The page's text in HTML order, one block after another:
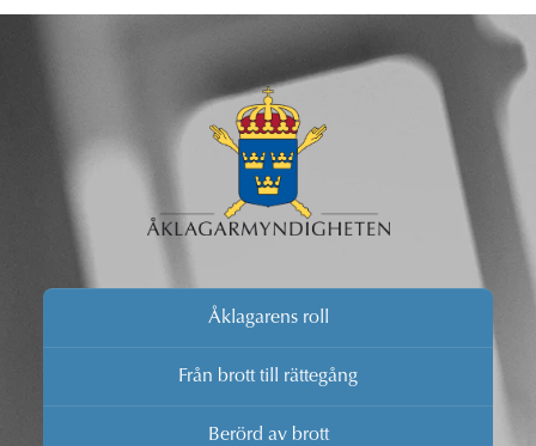
Åklagarens roll
Från brott till rättegång
Berörd av brott